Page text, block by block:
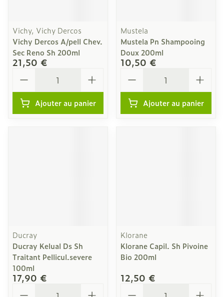
Vichy, Vichy Dercos
Vichy Dercos A/pell Chev.
Sec Reno Sh 200ml
21,50 €
Ajouter au panier
Mustela
Mustela Pn Shampooing
Doux 200ml
10,50 €
Ajouter au panier
Ducray
Ducray Kelual Ds Sh
Traitant Pellicul.severe
100ml
17,90 €
Klorane
Klorane Capil. Sh Pivoine
Bio 200ml
12,50 €